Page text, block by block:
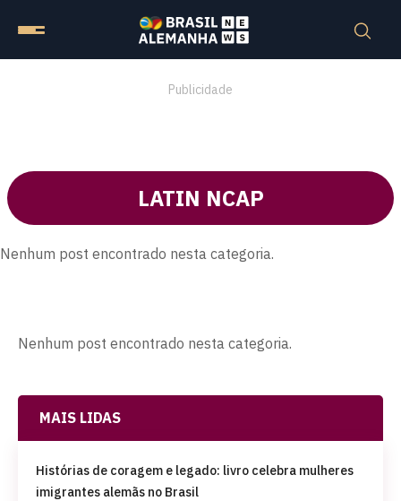
Publicidade
LATIN NCAP
Nenhum post encontrado nesta categoria.
Nenhum post encontrado nesta categoria.
MAIS LIDAS
Histórias de coragem e legado: livro celebra mulheres
imigrantes alemãs no Brasil